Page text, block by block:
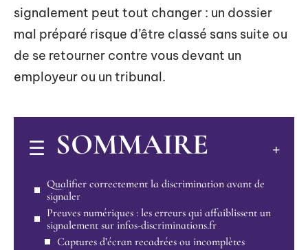
signalement peut tout changer : un dossier
mal préparé risque d’être classé sans suite ou
de se retourner contre vous devant un
employeur ou un tribunal.
SOMMAIRE
Qualifier correctement la discrimination avant de
signaler
Preuves numériques : les erreurs qui affaiblissent un
signalement sur infos-discriminations.fr
Captures d’écran recadrées ou incomplètes